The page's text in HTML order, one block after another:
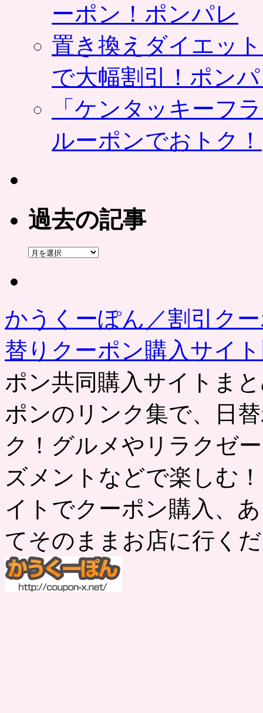
ーポン！ポンパレ
置き換えダイエッ
で大幅割引！ポン
「ケンタッキーフ
ルーポンでおトク！
過去の記事
過
かうくーぽん／割引ク
替りクーポン購入サイ
ポン共同購入サイトま
ポンのリンク集で、日
ク！グルメやリラクゼ
ズメントなどで楽しむ
イトでクーポン購入、
てそのままお店に行く